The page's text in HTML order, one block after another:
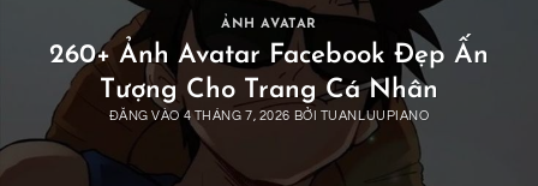
ẢNH AVATAR
260+ Ảnh Avatar Facebook Đẹp Ấn
Tượng Cho Trang Cá Nhân
ĐĂNG VÀO 4 THÁNG 7, 2026 BỞI TUANLUUPIANO